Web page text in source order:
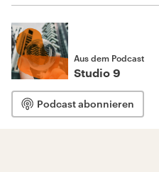
Aus dem Podcast
Studio 9
Podcast abonnieren